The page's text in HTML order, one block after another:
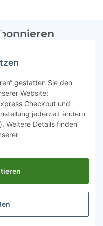
per E-Mail zu.
Abonnieren
aktiv
gestatten Sie den
Website:
Checkout und
jederzeit ändern
Weitere Details finden